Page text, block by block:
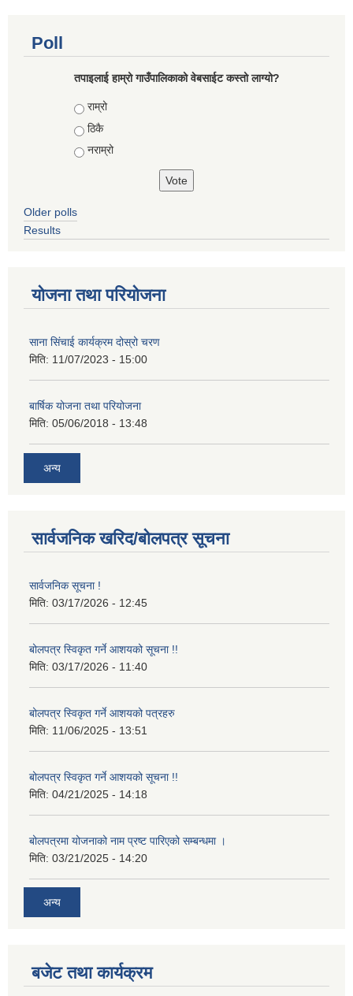
Poll
तपाइलाई हाम्रो गाउँपालिकाको वेबसाईट कस्तो लाग्यो?
Choices
राम्रो
ठिकै
नराम्रो
Older polls
Results
योजना तथा परियोजना
साना सिंचाई कार्यक्रम दोस्रो चरण
मिति: 11/07/2023 - 15:00
बार्षिक योजना तथा परियोजना
मिति: 05/06/2018 - 13:48
अन्य
सार्वजनिक खरिद/बोलपत्र सूचना
सार्वजनिक सूचना !
मिति: 03/17/2026 - 12:45
बोलपत्र स्विकृत गर्ने आशयको सूचना !!
मिति: 03/17/2026 - 11:40
बोलपत्र स्विकृत गर्ने आशयको पत्रहरु
मिति: 11/06/2025 - 13:51
बोलपत्र स्विकृत गर्ने आशयको सूचना !!
मिति: 04/21/2025 - 14:18
बोलपत्रमा योजनाको नाम प्रष्ट पारिएको सम्बन्धमा ।
मिति: 03/21/2025 - 14:20
अन्य
बजेट तथा कार्यक्रम